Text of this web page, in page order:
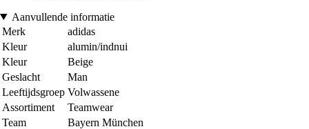
Aanvullende informatie
Merk
adidas
Kleur
alumin/indnui
Kleur
Beige
Geslacht
Man
Leeftijdsgroep Volwassene
Assortiment
Teamwear
Team
Bayern München